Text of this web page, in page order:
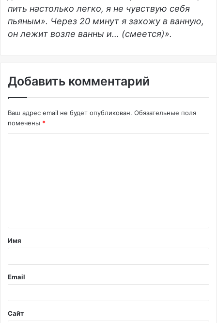
пить настолько легко, я не чувствую себя
пьяным». Через 20 минут я захожу в ванную,
он лежит возле ванны и… (смеется)».
Добавить комментарий
Ваш адрес email не будет опубликован. Обязательные поля
помечены *
т
а
й
*
Имя
Email
Сайт